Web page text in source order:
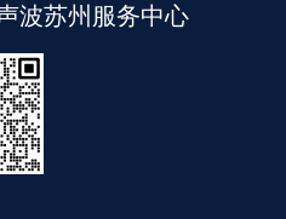
波苏州服务中心